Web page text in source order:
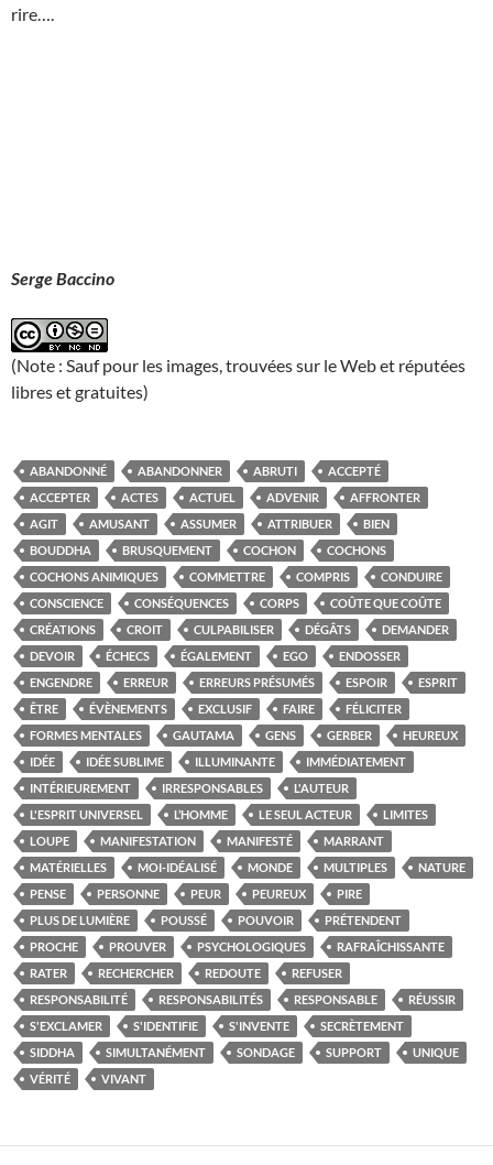
rire….
Serge Baccino
(Note : Sauf pour les images, trouvées sur le Web et réputées
libres et gratuites)
ABANDONNÉ ABANDONNER ABRUTI
ACCEPTÉ
ACCEPTER
ACTES ACTUEL ADVENIR
AFFRONTER
AGIT
AMUSANT ASSUMER ATTRIBUER
BIEN
BOUDDHA
BRUSQUEMENT COCHON
COCHONS
COCHONS ANIMIQUES
COMMETTRE COMPRIS
CONDUIRE
CONSCIENCE
CONSÉQUENCES CORPS
COÛTE QUE COÛTE
CRÉATIONS
CROIT CULPABILISER DÉGÂTS
DEMANDER
DEVOIR
ÉCHECS ÉGALEMENT EGO
ENDOSSER
ENGENDRE
ERREUR ERREURS PRÉSUMÉS ESPOIR
ESPRIT
ÊTRE
ÉVÈNEMENTS EXCLUSIF FAIRE
FÉLICITER
FORMES MENTALES
GAUTAMA GENS GERBER
HEUREUX
IDÉE
IDÉE SUBLIME ILLUMINANTE
IMMÉDIATEMENT
INTÉRIEUREMENT
IRRESPONSABLES
L'AUTEUR
L'ESPRIT UNIVERSEL
L’HOMME LE SEUL ACTEUR
LIMITES
LOUPE
MANIFESTATION MANIFESTÉ
MARRANT
MATÉRIELLES
MOI-IDÉALISÉ MONDE MULTIPLES
NATURE
PENSE
PERSONNE PEUR PEUREUX
PIRE
PLUS DE LUMIÈRE
POUSSÉ POUVOIR
PRÉTENDENT
PROCHE
PROUVER PSYCHOLOGIQUES
RAFRAÎCHISSANTE
RATER
RECHERCHER REDOUTE
REFUSER
RESPONSABILITÉ
RESPONSABILITÉS RESPONSABLE
RÉUSSIR
S'EXCLAMER
S'IDENTIFIE S'INVENTE
SECRÈTEMENT
SIDDHA
SIMULTANÉMENT SONDAGE SUPPORT
UNIQUE
VÉRITÉ
VIVANT